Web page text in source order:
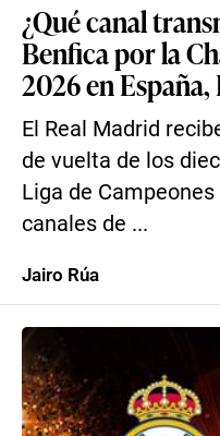
¿Qué canal
Benfica por la
2026 en España,
El Real Madrid
de vuelta de los
Liga de
canales de ...
Jairo Rúa